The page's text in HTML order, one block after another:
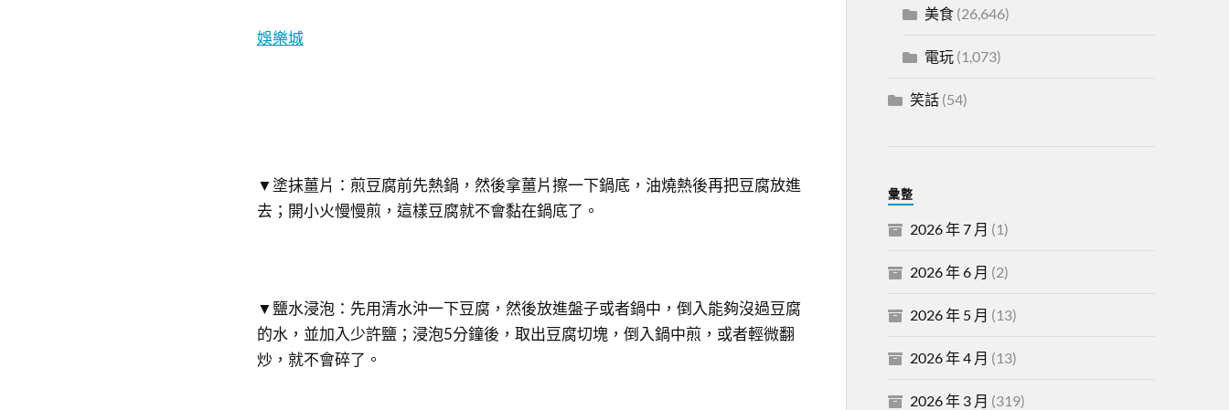
娛樂城
▼塗抹薑片：煎豆腐前先熱鍋，然後拿薑片擦一下鍋底，油燒熱後再把豆腐放進
去；開小火慢慢煎，這樣豆腐就不會黏在鍋底了。
▼​鹽水浸泡：先用清水沖一下豆腐，然後放進盤子或者鍋中，倒入能夠沒過豆腐
的水，並加入少許鹽；浸泡5分鐘後，取出豆腐切塊，倒入鍋中煎，或者輕微翻
炒，就不會碎了。
美食(26,646)
電玩(1,073)
笑話(54)
彙整
2026 年 7 月 (1)
2026 年 6 月 (2)
2026 年 5 月 (13)
2026 年 4 月 (13)
2026 年 3 月 (319)